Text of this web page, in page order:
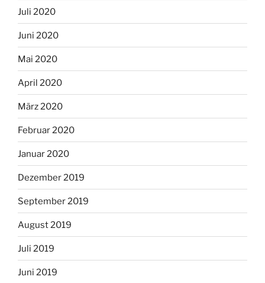
Juli 2020
Juni 2020
Mai 2020
April 2020
März 2020
Februar 2020
Januar 2020
Dezember 2019
September 2019
August 2019
Juli 2019
Juni 2019